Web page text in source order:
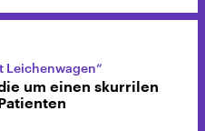
Leichenwagen“
um einen skurrilen